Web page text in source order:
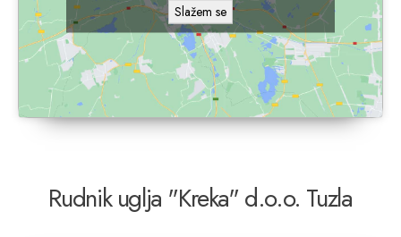
Slažem se
Rudnik uglja "Kreka" d.o.o. Tuzla